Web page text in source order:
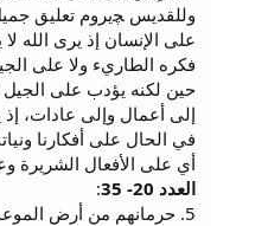
وللقديس ﭽيروم تعليق
على الإنسان إذ يرى الله
فكره الطاريء ولا على
حين لكنه يؤدب على الجيل
إلى أعمال وإلى عادات، إذ
في الحال على أفكارنا
أي على الأفعال الشريرة
العدد 20- 35
:
5. حرمانهم من أرض الموعد: